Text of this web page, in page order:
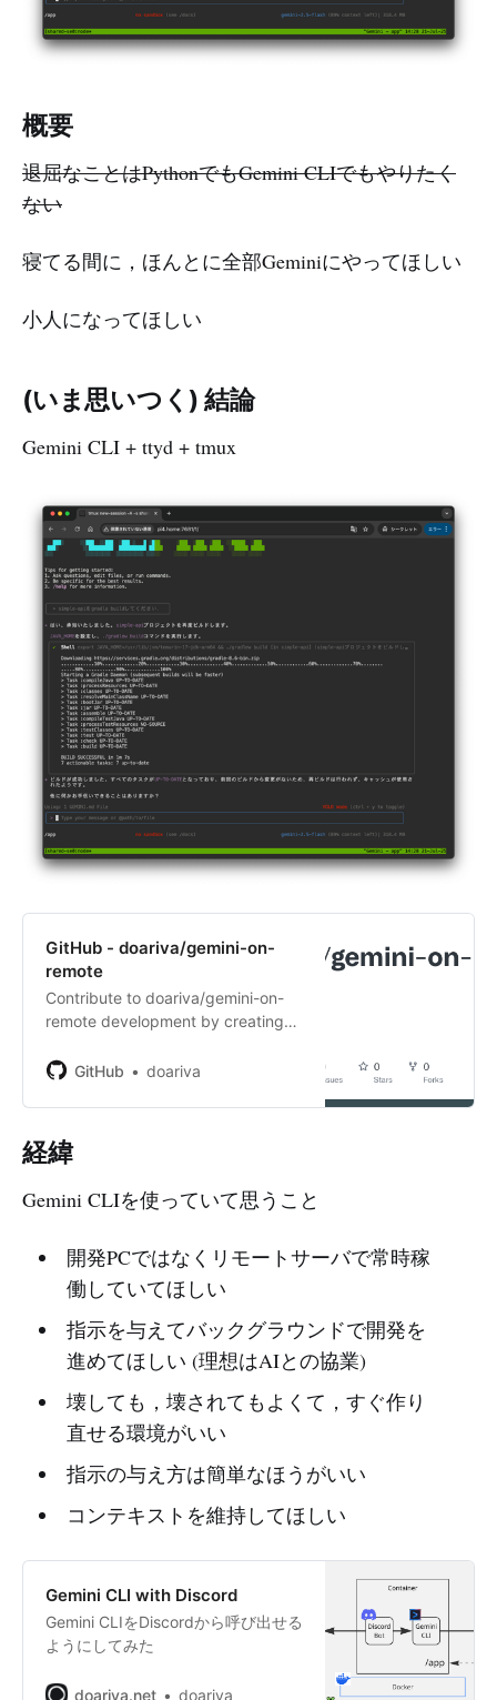
概要
退屈なことはPythonでもGemini CLIでもやりたく
ない
寝てる間に，ほんとに全部Geminiにやってほしい
小人になってほしい
(いま思いつく) 結論
Gemini CLI + ttyd + tmux
GitHub - doariva/gemini-on-
remote
Contribute to doariva/gemini-on-
remote development by creating
GitHub
doariva
経緯
Gemini CLIを使っていて思うこと
開発PCではなくリモートサーバで常時稼
働していてほしい
指示を与えてバックグラウンドで開発を
進めてほしい (理想はAIとの協業)
壊しても，壊されてもよくて，すぐ作り
直せる環境がいい
指示の与え方は簡単なほうがいい
コンテキストを維持してほしい
Gemini CLI with Discord
Gemini CLIをDiscordから呼び出せる
ようにしてみた
doariva.net doariva